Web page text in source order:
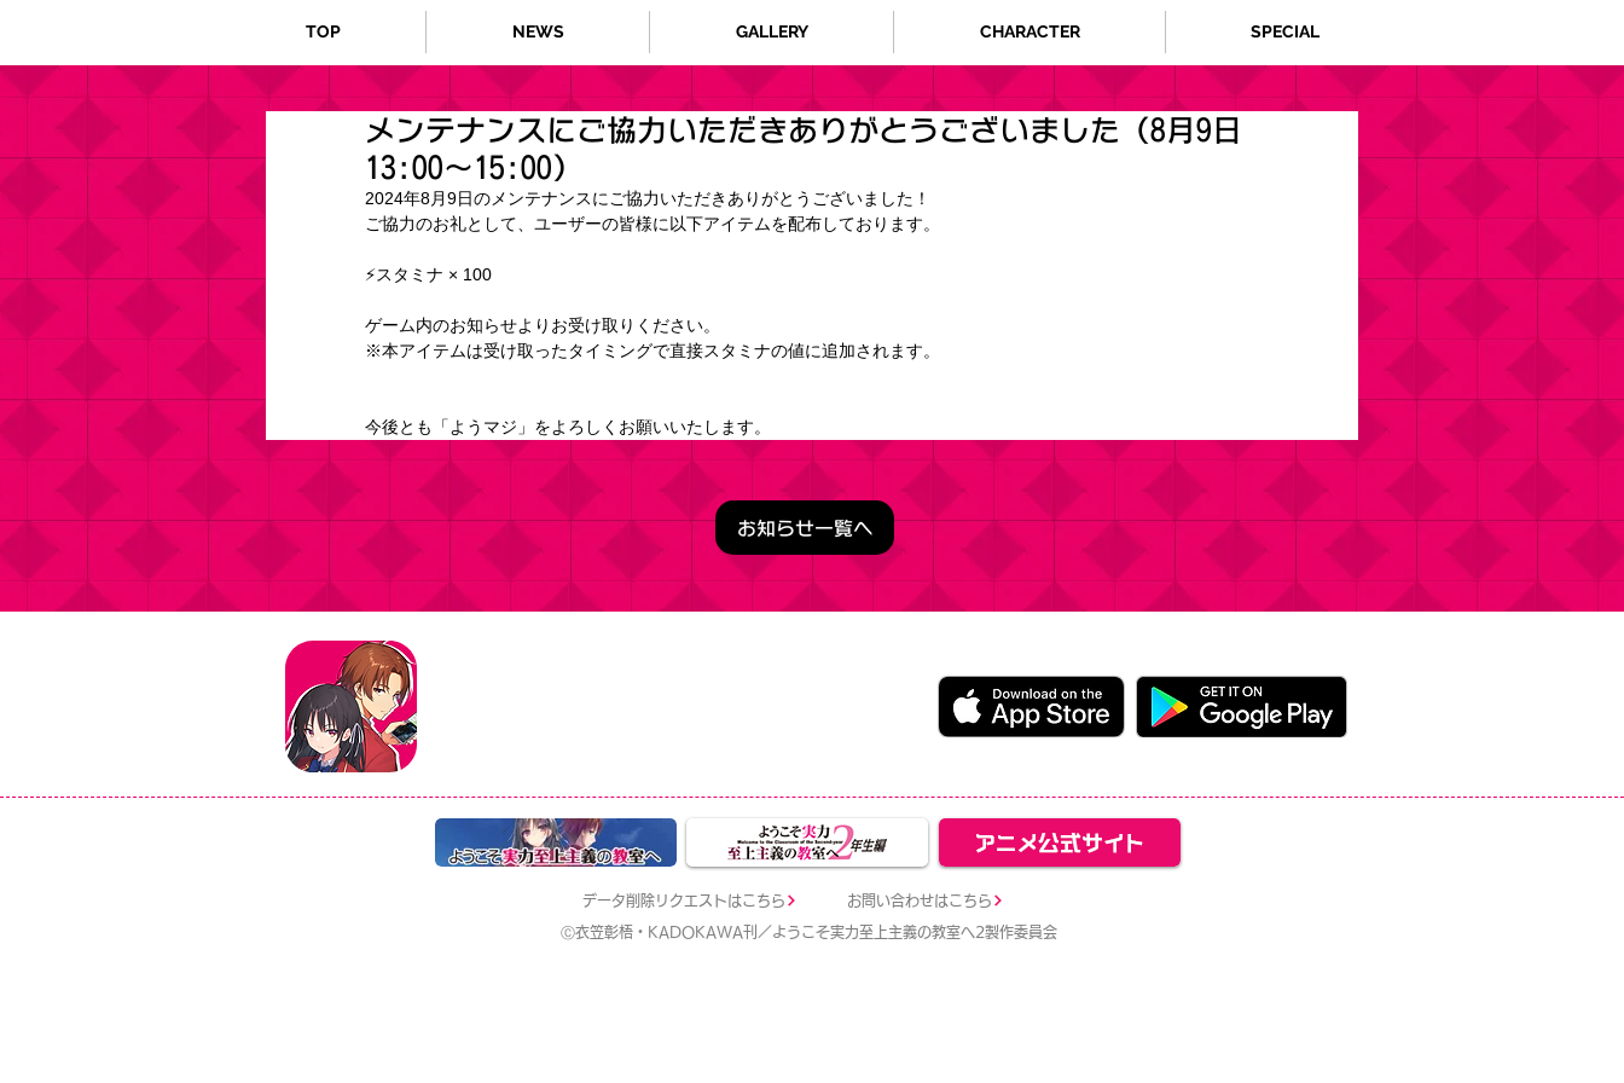
TOP NEWS GALLERY CHARACTER SPECIAL
メンテナンスにご協力いただきありがとうございました（8月9日
13:00～15:00）
2024年8月9日のメンテナンスにご協力いただきありがとうございました！
ご協力のお礼として、ユーザーの皆様に以下アイテムを配布しております。
⚡スタミナ × 100
ゲーム内のお知らせよりお受け取りください。
※本アイテムは受け取ったタイミングで直接スタミナの値に追加されます。
今後とも「ようマジ」をよろしくお願いいたします。
お知らせ一覧へ
データ削除リクエストはこちら お問い合わせはこちら
Ⓒ衣笠彰梧・KADOKAWA刊／ようこそ実力至上主義の教室へ2製作委員会